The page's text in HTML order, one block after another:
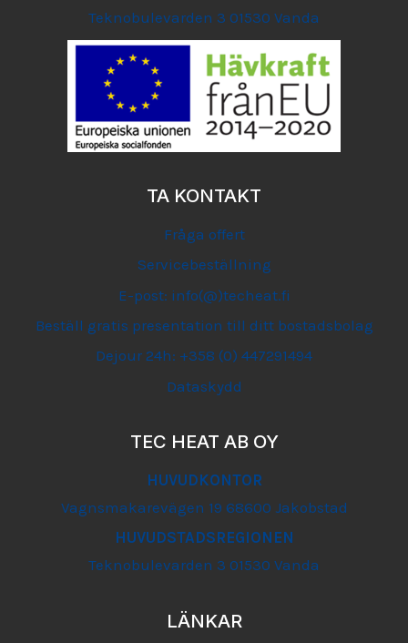
Teknobulevarden 3 01530 Vanda
TA KONTAKT
Fråga offert
Servicebeställning
E-post: info(@)techeat.fi
Beställ gratis presentation till ditt bostadsbolag
Dejour 24h: +358 (0) 447291494
Dataskydd
TEC HEAT AB OY
HUVUDKONTOR
Vagnsmakarevägen 19 68600 Jakobstad
HUVUDSTADSREGIONEN
Teknobulevarden 3 01530 Vanda
LÄNKAR